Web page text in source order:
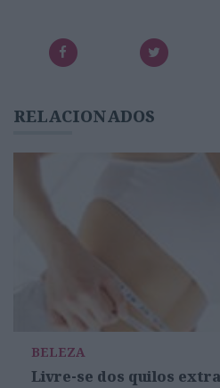
RELACIONADOS
BELEZA
Livre-se dos quilos